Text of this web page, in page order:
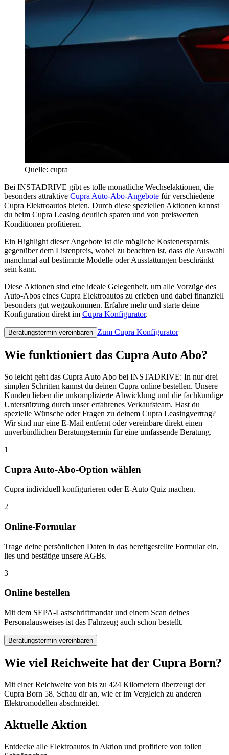
Quelle: cupra
Bei INSTADRIVE gibt es tolle monatliche Wechselaktionen, die
besonders attraktive Cupra Auto-Abo-Angebote für verschiedene
Cupra Elektroautos bieten. Durch diese speziellen Aktionen kannst
du beim Cupra Leasing deutlich sparen und von preiswerten
Konditionen profitieren.
Ein Highlight dieser Angebote ist die mögliche Kostenersparnis
gegenüber dem Listenpreis, wobei zu beachten ist, dass die Auswahl
manchmal auf bestimmte Modelle oder Ausstattungen beschränkt
sein kann.
Diese Aktionen sind eine ideale Gelegenheit, um alle Vorzüge des
Auto-Abos eines Cupra Elektroautos zu erleben und dabei finanziell
besonders gut wegzukommen. Erfahre mehr und starte deine
Konfiguration direkt im Cupra Konfigurator.
Beratungstermin vereinbaren Zum Cupra Konfigurator
Wie funktioniert das Cupra Auto Abo?
So leicht geht das Cupra Auto Abo bei INSTADRIVE: In nur drei
simplen Schritten kannst du deinen Cupra online bestellen. Unsere
Kunden lieben die unkomplizierte Abwicklung und die fachkundige
Unterstützung durch unser erfahrenes Verkaufsteam. Hast du
spezielle Wünsche oder Fragen zu deinem Cupra Leasingvertrag?
Wir sind nur eine E-Mail entfernt oder vereinbare direkt einen
unverbindlichen Beratungstermin für eine umfassende Beratung.
1
Cupra Auto-Abo-Option wählen
Cupra individuell konfigurieren oder E-Auto Quiz machen.
2
Online-Formular
Trage deine persönlichen Daten in das bereitgestellte Formular ein,
lies und bestätige unsere AGBs.
3
Online bestellen
Mit dem SEPA-Lastschriftmandat und einem Scan deines
Personalausweises ist das Fahrzeug auch schon bestellt.
Beratungstermin vereinbaren
Wie viel Reichweite hat der Cupra Born?
Mit einer Reichweite von bis zu 424 Kilometern überzeugt der
Cupra Born 58. Schau dir an, wie er im Vergleich zu anderen
Elektromodellen abschneidet.
Aktuelle Aktion
Entdecke alle Elektroautos in Aktion und profitiere von tollen